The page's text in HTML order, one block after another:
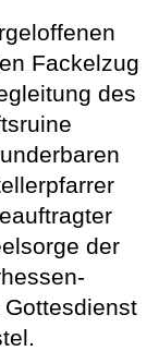
Fackelzug
des
der